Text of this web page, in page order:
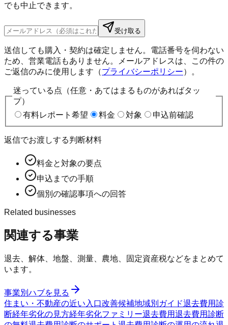
でも中止できます。
受け取る
送信しても購入・契約は確定しません。電話番号を伺わない
ため、営業電話もありません。メールアドレスは、この件の
ご返信のみに使用します（プライバシーポリシー）。
迷っている点（任意・あてはまるものがあればタッ
プ）
有料レポート希望
料金 対象 申込前確認
返信でお渡しする判断材料
料金と対象の要点
申込までの手順
個別の確認事項への回答
Related businesses
関連する事業
退去、解体、地盤、測量、農地、固定資産税などをまとめて
います。
事業別ハブを見る
住まい・不動産の近い入口改善候補地域別ガイド退去費用診
断経年劣化の見方経年劣化ファミリー退去費用退去費用診断